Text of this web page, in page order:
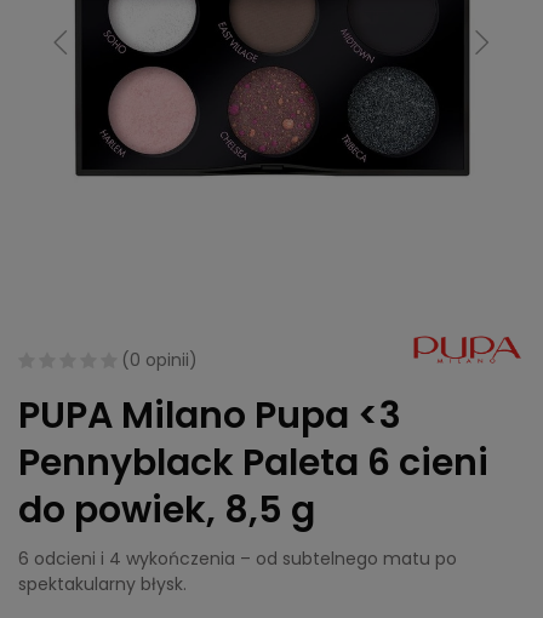
(0 opinii)
PUPA Milano Pupa <3
Pennyblack Paleta 6 cieni
do powiek, 8,5 g
6 odcieni i 4 wykończenia – od subtelnego matu po
spektakularny błysk.